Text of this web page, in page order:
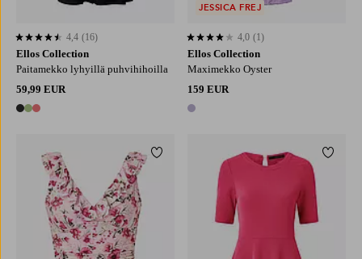
Ellos Collection
Paitamekko lyhyillä puhvihihoilla
59,99 EUR
3 värejä
4,4 perustuen 16 arvosanaan
4,4 (16)
Ellos Collection
Maximekko Oyster
159 EUR
1 väri
4,0 perustuen 1 arvosanaan
4,0 (1)
JESSICA FREJ
Lisää suosikkeihin Lisää
LXL